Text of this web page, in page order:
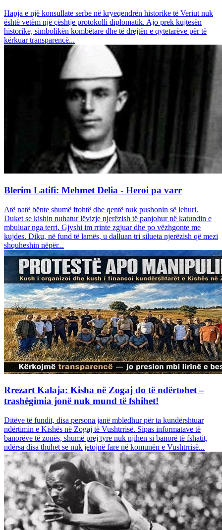
Hapja e një konsullate serbe në kryeqendrën historike të Veriut nuk
është vetëm një çështje protokolli diplomatik. Ajo prek kujtesën
historike, simbolikën kombëtare dhe të drejtën e qytetarëve për të
kërkuar transparencë...
Blerim Latifi: Mehmet Delia - Heroi pa varr
Atë natë bënte shumë ftohtë dhe qentë nuk pushonin së lehuri.
Duket se kishin nuhatur lëvizje njerëzish të panjohur në katundin e
mbuluar nga terri. Gjyshi im rrinte zgjuar dhe po vëzhgonte me
kujdes. Diku, në fund të lamës, u dalluan tri silueta njerëzish që mezi
shquheshin nëpër...
Rrezart Kalaja: Kisha në Zogaj do të ndërtohet –
trashëgimia jonë nuk mund të fshihet!
Ditëve të fundit, disa persona janë mbledhur për ta kundërshtuar
ndërtimin e Kishës në Zogaj të Vushtrrisë. Sipas informatave të
banorëve të zonës, shumë prej tyre nuk njihen si banorë të fshatit,
ndërsa disa thuhet se nuk jetojnë fare në komunën e Vushtrrisë...